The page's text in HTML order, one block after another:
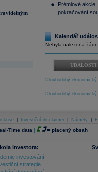
Prémiové
pokračování
Kalendář
Nebyla nalezena
Dlouhodobý
Dlouhodobý
Investiční disclaimer Náměty
Time data | = placený obsah
investora:
investování
strategie